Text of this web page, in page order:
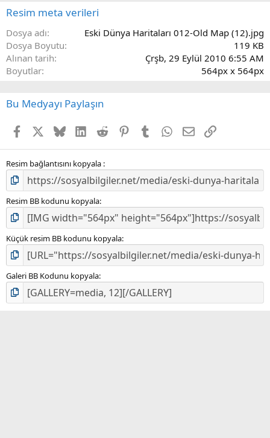
(
Resim meta verileri
Dosya adı
Eski Dünya Haritaları 012-Old Map (12).jpg
Dosya Boyutu
119 KB
Alınan tarih
Çrşb, 29 Eylül 2010 6:55 AM
Boyutlar
564px x 564px
Bu Medyayı Paylaşın
Facebook BlueskyLinkedInReddit PinterestTumblr WhatsApp
E-postaLink
Resim bağlantısını kopyala
Resim BB kodunu kopyala
Küçük resim BB kodunu kopyala
Galeri BB Kodunu kopyala